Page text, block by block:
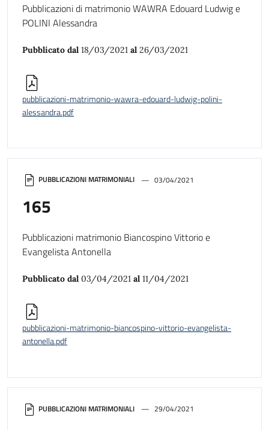
PUBBLICAZIONI MATRIMONIALI 29/04/2021
PUBBLICAZIONI MATRIMONIALI 03/04/2021
165
Pubblicazioni matrimonio Biancospino Vittorio e
Evangelista Antonella
Pubblicato dal 03/04/2021 al 11/04/2021
pubblicazioni-matrimonio-biancospino-vittorio-evangelista-
antonella.pdf
Pubblicazioni di matrimonio WAWRA Edouard Ludwig e
POLINI Alessandra
Pubblicato dal 18/03/2021 al 26/03/2021
pubblicazioni-matrimonio-wawra-edouard-ludwig-polini-
alessandra.pdf